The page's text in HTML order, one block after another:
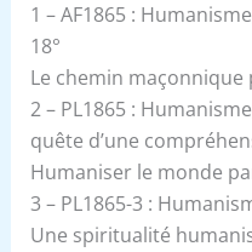
1 – AF1865 :
18°
Le chemin maçonnique
2 – PL1865 :
quête d’une
Humaniser le monde
3 – PL1865-3 :
Une spiritualité